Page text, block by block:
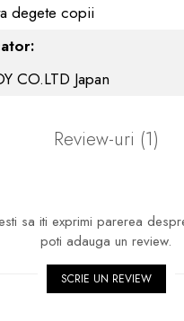
degete copii
CO.LTD Japan
Review-uri (1)
sa iti exprimi parerea
poti adauga un review.
SCRIE UN REVIEW